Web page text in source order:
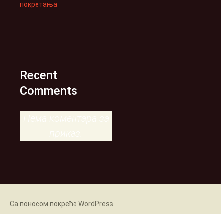
покретања
Recent
Comments
Нема коментара за
приказ.
Са поносом покреће WordPress